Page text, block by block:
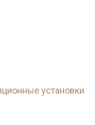
установки